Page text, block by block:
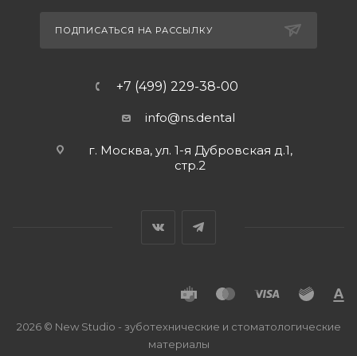
ПОДПИСАТЬСЯ НА РАССЫЛКУ
+7 (499) 229-38-00
info@ns.dental
г. Москва, ул. 1-я Дубровская д.1,
стр.2
2026 © New Studio - зуботехнические и стоматологические
материалы